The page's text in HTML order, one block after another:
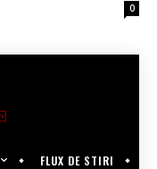
0
FLUX DE STIRI